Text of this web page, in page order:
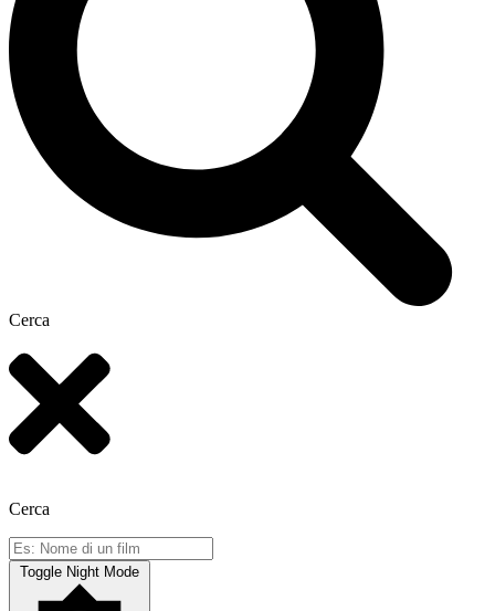
Cerca
Cerca
Toggle Night Mode